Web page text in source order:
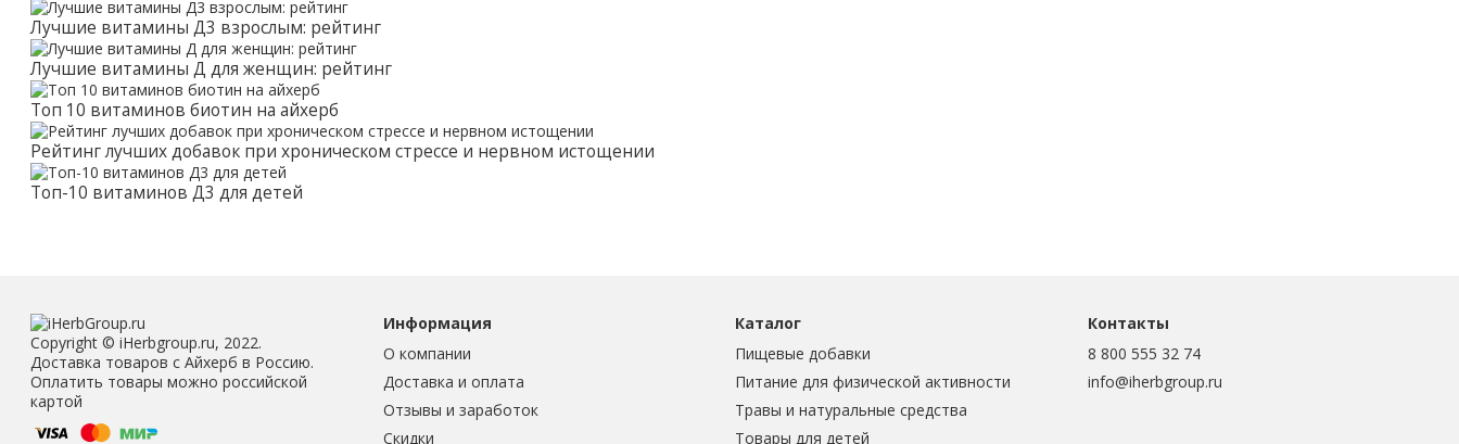
Лучшие витамины Д3 взрослым: рейтинг
Лучшие витамины Д для женщин: рейтинг
Топ 10 витаминов биотин на айхерб
Рейтинг лучших добавок при хроническом стрессе и нервном истощении
Топ-10 витаминов Д3 для детей
Copyright © iHerbgroup.ru, 2022.
Доставка товаров с Айхерб в Россию.
Оплатить товары можно российской
картой
Информация
О компании
Доставка и оплата
Отзывы и заработок
Скидки
Каталог
Пищевые добавки
Питание для физической активности
Травы и натуральные средства
Товары для детей
Контакты
8 800 555 32 74
info@iherbgroup.ru